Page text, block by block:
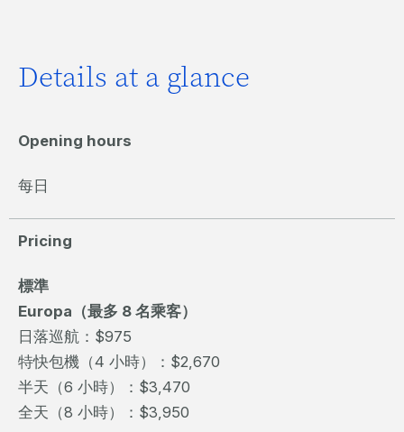
Details at a glance
Opening hours
每日
Pricing
標準
Europa（最多 8 名乘客）
日落巡航：$975
特快包機（4 小時）：$2,670
半天（6 小時）：$3,470
全天（8 小時）：$3,950